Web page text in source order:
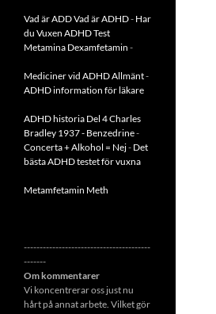
Vad är ADDVad är ADHD- Har
du Vuxen ADHD Test
Metamina Dexamfetamin -
Mediciner vid ADHD Allmänt-
ADHD information för läkare
ADHD historia Del 4 Charles
Bradley 1937 - Benzedrine-
Concerta + Alkohol = Nej- Det
bästa ADHD testet för vuxna
Metamfetamin Meth
----------------------------------------
-------
Om kommentarer
Vi koncentrerar oss just nu
hårt på annat arbete. Vilket gör